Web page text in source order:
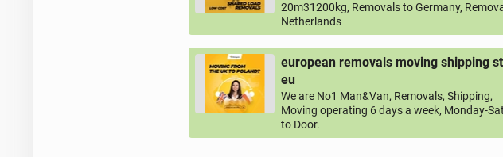
20m31200kg, Removals to Germany,
Netherlands
european removals moving shipping
eu
We are No1 Man&Van, Removals, Shipping,
Moving operating 6 days a week, Monday-
to Door.